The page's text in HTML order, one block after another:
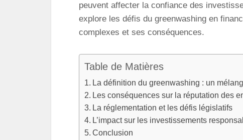
peuvent affecter la confiance des
explore les défis du greenwashing en
complexes et ses conséquences.
Table de Matières
La définition du greenwashing : un
Les conséquences sur la réputation des
La réglementation et les défis législatifs
L’impact sur les investissements
Conclusion